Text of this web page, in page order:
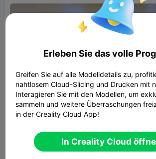
Erleben Sie das volle
Greifen Sie auf alle Modelldetails zu,
nahtlosem Cloud-Slicing und Drucken mit
Interagieren Sie mit den Modellen, um
sammeln und weitere Überraschungen
in der Creality Cloud App!
In Creality Cloud